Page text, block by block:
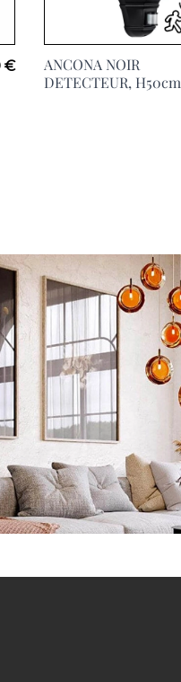
€
ANCONA NOIR
DETECTEUR, H50cm